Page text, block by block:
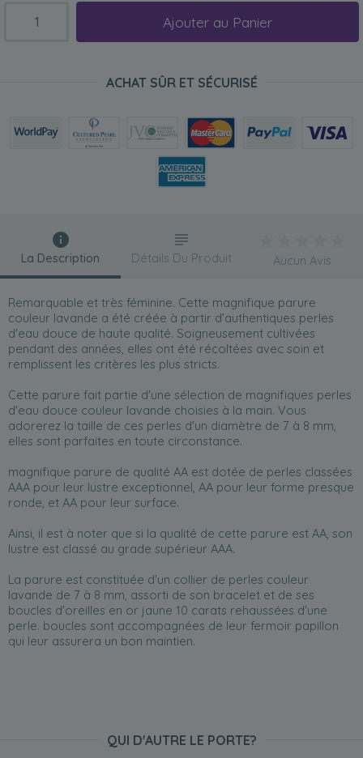
Ajouter au Panier
ACHAT SÛR ET SÉCURISÉ
La Description
Remarquable et très féminine. Cette magnifique parure
couleur lavande a été créée à partir d'authentiques perles
d'eau douce de haute qualité. Soigneusement cultivées
pendant des années, elles ont été récoltées avec soin et
remplissent les critères les plus stricts.
Cette parure fait partie d'une sélection de magnifiques perles
d'eau douce couleur lavande choisies à la main. Vous
adorerez la taille de ces perles d'un diamètre de 7 à 8 mm,
elles sont parfaites en toute circonstance.
magnifique parure de qualité AA est dotée de perles classées
AAA pour leur lustre exceptionnel, AA pour leur forme presque
ronde, et AA pour leur surface.
Ainsi, il est à noter que si la qualité de cette parure est AA, son
lustre est classé au grade supérieur AAA.
La parure est constituée d'un collier de perles couleur
lavande de 7 à 8 mm, assorti de son bracelet et de ses
boucles d'oreilles en or jaune 10 carats rehaussées d'une
perle. boucles sont accompagnées de leur fermoir papillon
qui leur assurera un bon maintien.
perles sont parfaitement assorties. Une parure vous offre aussi
de multiples combinaisons possible, pour se marier à toutes vos
Détails Du Produit Aucun Avis
QUI D'AUTRE LE PORTE?